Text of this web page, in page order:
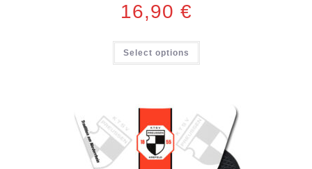
16,90 €
Select options